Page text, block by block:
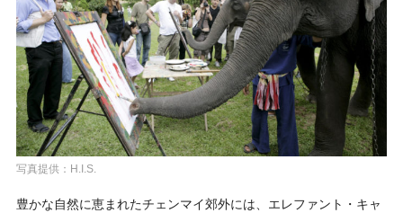
写真提供：H.I.S.
豊かな自然に恵まれたチェンマイ郊外には、エレファント・キャ